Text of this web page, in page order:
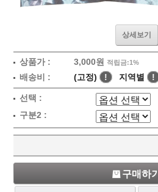
상세보기
상품가 : 3,000원 적립금:1%
배송비 : (고정) ! 지역별 !
선택 :
구분2 :
구매하기